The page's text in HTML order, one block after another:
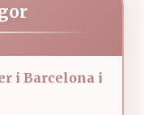
i Barcelona i